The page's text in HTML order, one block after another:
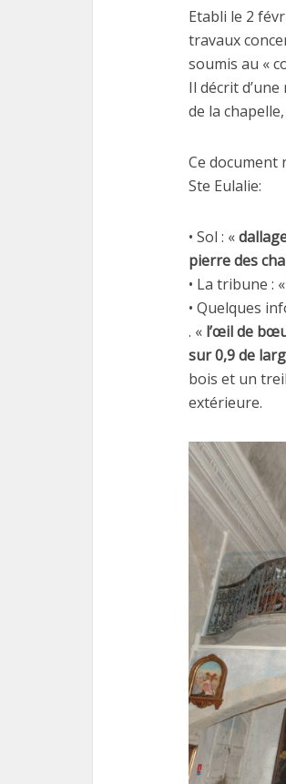
Etabli le 2
travaux
soumis au «
Il décrit
de la
Ce document
Ste Eulalie:
• Sol : «
pierre des
• La tribune : «
• Quelques
. « l’œil de
sur 0,9 de
bois et un
extérieure.